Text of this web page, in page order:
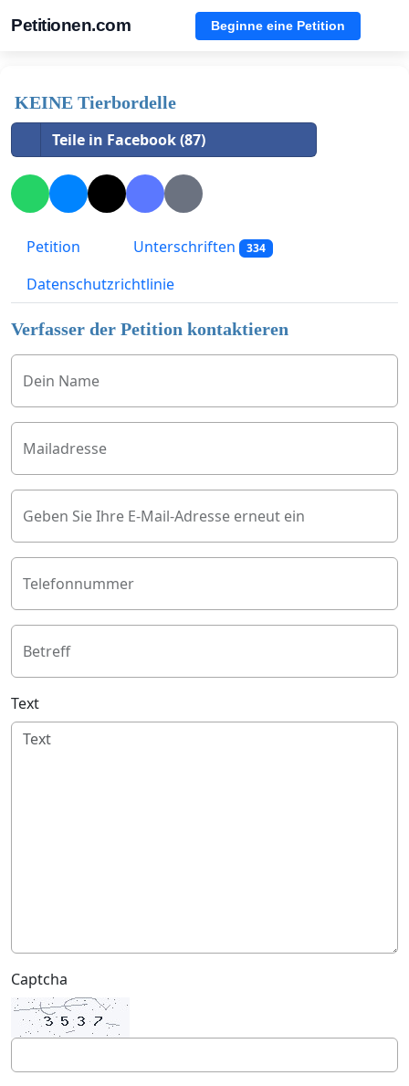
Petitionen.com Beginne eine Petition
KEINE Tierbordelle
Teile in Facebook (87)
Petition Unterschriften 334
Datenschutzrichtlinie
Verfasser der Petition kontaktieren
Dein Name
Mailadresse
Geben Sie Ihre E-Mail-Adresse erneut ein
Telefonnummer
Betreff
Text
Captcha